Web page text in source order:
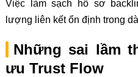
Việc làm sạch hồ sơ
lượng liên kết ổn định trong
Những sai lầm
ưu Trust Flow